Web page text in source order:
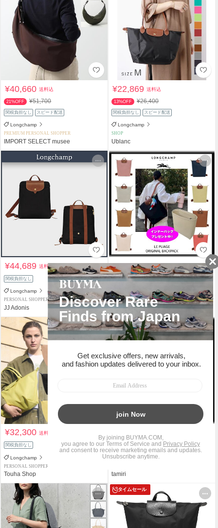
¥40,660送料込
21%OFF ¥51,700
関税負担なし スピード配送
Longchamp
PREMIUM PERSONAL SHOPPER
IMPORT SELECT musee
¥22,869送料込
13%OFF ¥26,400
関税負担なし スピード配送
Longchamp
SHOP
Ublanc
¥44,689送料込
関税負担なし
Longchamp
PERSONAL SHOPPER
JJ Adonis
¥35,821 送料込
関税負担なし
Longchamp
PERSONAL SHOPPER
tamiri
¥32,300送料込
関税負担なし
Longchamp
PERSONAL SHOPPER
Touha Shop
関税負担なし スピード配送
Longchamp
tamiri
タイムセール